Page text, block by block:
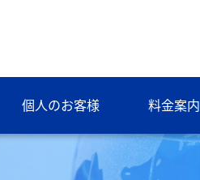
個人のお客様 料金案内